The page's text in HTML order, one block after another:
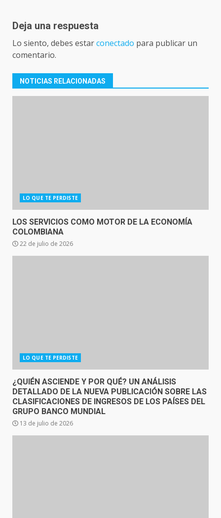
Deja una respuesta
Lo siento, debes estarconectado para publicar un
comentario.
NOTICIAS RELACIONADAS
LO QUE TE PERDISTE
LOS SERVICIOS COMO MOTOR DE LA ECONOMÍA
COLOMBIANA
22 de julio de 2026
LO QUE TE PERDISTE
¿QUIÉN ASCIENDE Y POR QUÉ? UN ANÁLISIS
DETALLADO DE LA NUEVA PUBLICACIÓN SOBRE LAS
CLASIFICACIONES DE INGRESOS DE LOS PAÍSES DEL
GRUPO BANCO MUNDIAL
13 de julio de 2026